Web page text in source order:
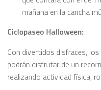
mañana en la cancha
Ciclopaseo Halloween:
Con divertidos disfraces,
podrán disfrutar de un
realizando actividad física,